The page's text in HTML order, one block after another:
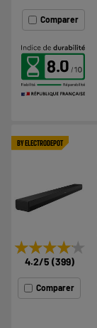
Comparer
8.0
BY ELECTRODEPOT
★★★★★
★★★★★
4.2/5 (399)
Comparer